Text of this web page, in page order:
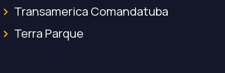
Transamerica Comandatuba
Terra Parque